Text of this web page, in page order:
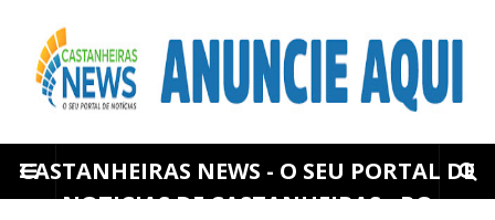
CASTANHEIRAS NEWS - O SEU PORTAL DE
NOTICIAS DE CASTANHEIRAS - RO